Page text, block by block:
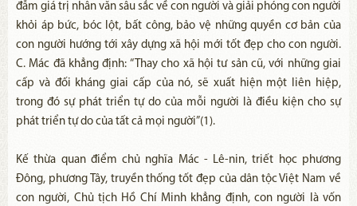
đẫm giá trị nhân văn sâu sắc về con người và giải phóng con người
khỏi áp bức, bóc lột, bất công, bảo vệ những quyền cơ bản của
con người hướng tới xây dựng xã hội mới tốt đẹp cho con người.
C. Mác đã khẳng định: “Thay cho xã hội tư sản cũ, với những giai
cấp và đối kháng giai cấp của nó, sẽ xuất hiện một liên hiệp,
trong đó sự phát triển tự do của mỗi người là điều kiện cho sự
phát triển tự do của tất cả mọi người”(1).
Kế thừa quan điểm chủ nghĩa Mác - Lê-nin, triết học phương
Đông, phương Tây, truyền thống tốt đẹp của dân tộc Việt Nam về
con người, Chủ tịch Hồ Chí Minh khẳng định, con người là vốn